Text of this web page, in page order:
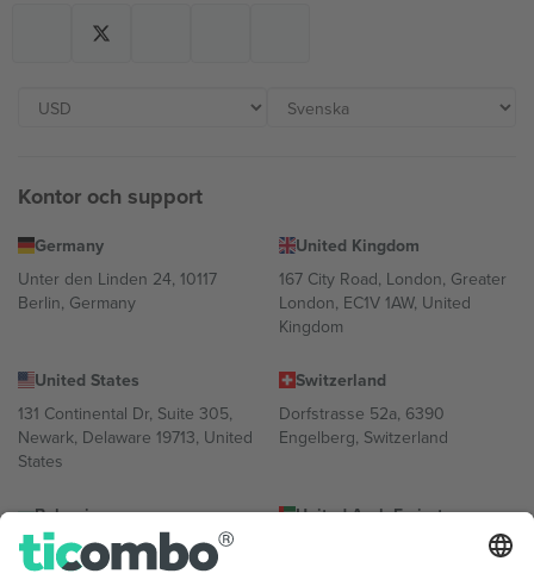
Kontor och support
Germany
Unter den Linden 24, 10117
Berlin, Germany
United Kingdom
167 City Road, London, Greater
London, EC1V 1AW, United
Kingdom
United States
131 Continental Dr, Suite 305,
Newark, Delaware 19713, United
States
Switzerland
Dorfstrasse 52a, 6390
Engelberg, Switzerland
Bulgaria
Regus Sofia City West, bul
Totleben 53-55, 1606 Sofia,
United Arab Emirates
UAE Dubai Silicon Oasis, DDP